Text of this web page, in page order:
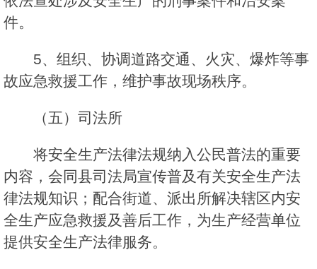
件。
5、组织、协调道路交通、火灾、爆炸等事
故应急救援工作，维护事故现场秩序。
（五）司法所
将安全生产法律法规纳入公民普法的重要
内容，会同县司法局宣传普及有关安全生产法
律法规知识；配合街道、派出所解决辖区内安
全生产应急救援及善后工作，为生产经营单位
提供安全生产法律服务。